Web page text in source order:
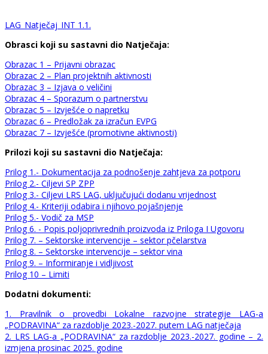
LAG_Natječaj_INT 1.1.
Obrasci koji su sastavni dio Natječaja:
Obrazac 1 – Prijavni obrazac
Obrazac 2 – Plan projektnih aktivnosti
Obrazac 3 – Izjava o veličini
Obrazac 4 – Sporazum o partnerstvu
Obrazac 5 – Izvješće o napretku
Obrazac 6 – Predložak za izračun EVPG
Obrazac 7 – Izvješće (promotivne aktivnosti)
Prilozi koji su sastavni dio Natječaja:
Prilog 1.- Dokumentacija za podnošenje zahtjeva za potporu
Prilog 2.- Ciljevi SP ZPP
Prilog 3.- Ciljevi LRS LAG, uključujući dodanu vrijednost
Prilog 4.- Kriteriji odabira i njihovo pojašnjenje
Prilog 5.- Vodič za MSP
Prilog 6. - Popis poljoprivrednih proizvoda iz Priloga I Ugovoru
Prilog 7. – Sektorske intervencije – sektor pčelarstva
Prilog 8. – Sektorske intervencije – sektor vina
Prilog 9. – Informiranje i vidljivost
Prilog 10 – Limiti
Dodatni dokumenti:
1. Pravilnik o provedbi Lokalne razvojne strategije LAG-a
„PODRAVINA“ za razdoblje 2023.-2027. putem LAG natječaja
2. LRS LAG-a „PODRAVINA“ za razdoblje 2023.-2027. godine – 2.
izmjena prosinac 2025. godine